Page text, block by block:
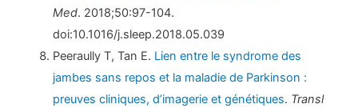
Med. 2018;50:97-104.
doi:10.1016/j.sleep.2018.05.039
Peeraully T, Tan E. Lien entre le syndrome des
jambes sans repos et la maladie de Parkinson :
preuves cliniques, d’imagerie et génétiques. Transl